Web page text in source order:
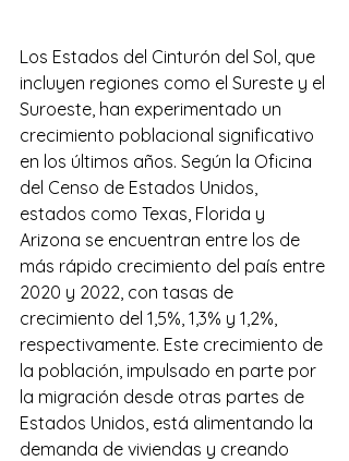
Los Estados del Cinturón del Sol, que
incluyen regiones como el Sureste y el
Suroeste, han experimentado un
crecimiento poblacional significativo
en los últimos años. Según la Oficina
del Censo de Estados Unidos,
estados como Texas, Florida y
Arizona se encuentran entre los de
más rápido crecimiento del país entre
2020 y 2022, con tasas de
crecimiento del 1,5%, 1,3% y 1,2%,
respectivamente. Este crecimiento de
la población, impulsado en parte por
la migración desde otras partes de
Estados Unidos, está alimentando la
demanda de viviendas y creando